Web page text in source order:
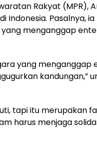
Rakyat (MPR),
Indonesia. Pasalnya,
menganggap
yang menganggap
kandungan,”
tapi itu merupakan
harus menjaga